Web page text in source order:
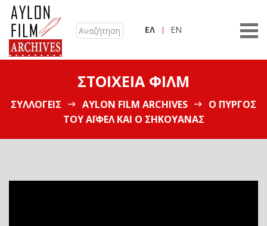
ΕΛ EN
ΣΤΟΙΧΕΊΑ ΦΙΛΜ
ΣΥΛΛΟΓΕΊΣ AYLON FILM ARCHIVES
Ο ΠΎΡΓΟΣ
ΤΟΥ ΆΙΦΕΛ ΚΑΙ Ο ΣΗΚΟΥΆΝΑΣ